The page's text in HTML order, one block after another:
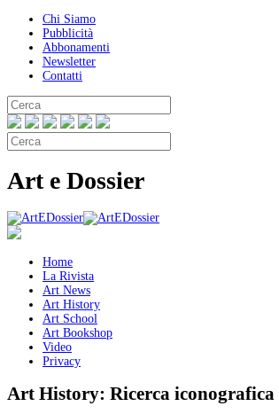
Chi Siamo
Pubblicità
Abbonamenti
Newsletter
Contatti
Art e Dossier
Home
La Rivista
Art News
Art History
Art School
Art Bookshop
Video
Privacy
Art History: Ricerca iconografica